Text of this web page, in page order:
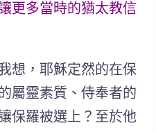
更多當時的猶太教信
想，耶穌定然的在保
屬靈素質、侍奉者的
保羅被選上？至於他